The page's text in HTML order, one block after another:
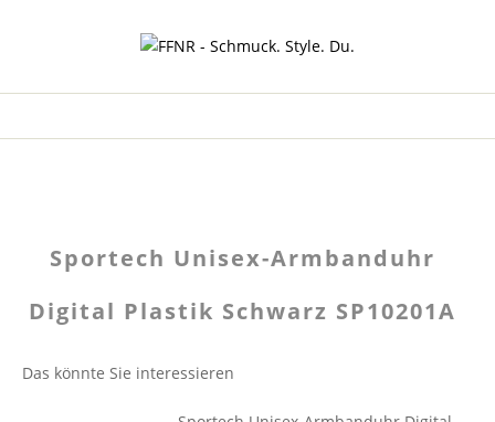
Sportech Unisex-Armbanduhr
Digital Plastik Schwarz SP10201A
Das könnte Sie interessieren